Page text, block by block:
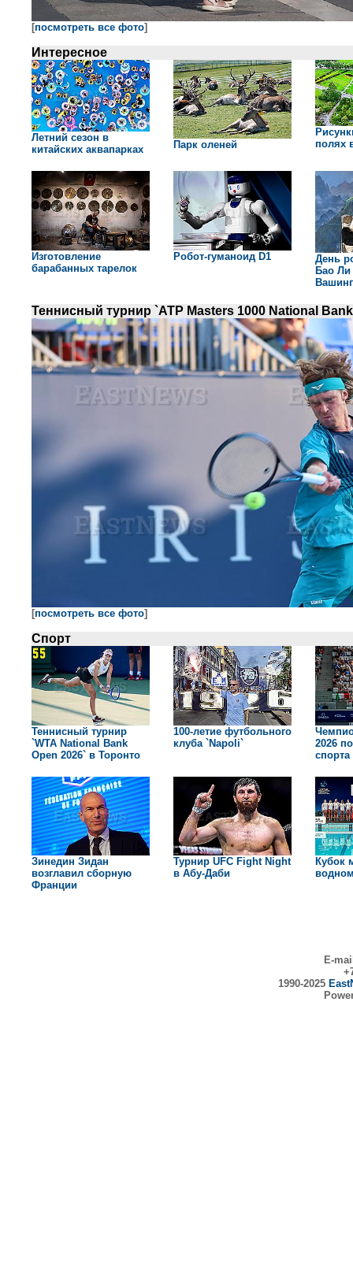
[посмотреть все фото]
Интересное
Летний сезон в
китайских аквапарках
Парк оленей
полях
Изготовление
барабанных тарелок
Робот-гуманоид D1
День
Бао Ли
[посмотреть все фото]
Спорт
Теннисный турнир
`WTA National Bank
Open 2026` в Торонто
100-летие футбольного
клуба `Napoli`
2026
Зинедин Зидан
возглавил сборную
Франции
Турнир UFC Fight Night
в Абу-Даби
Кубок
E-
1990-2025